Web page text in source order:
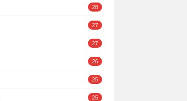
28
27
27
26
25
25